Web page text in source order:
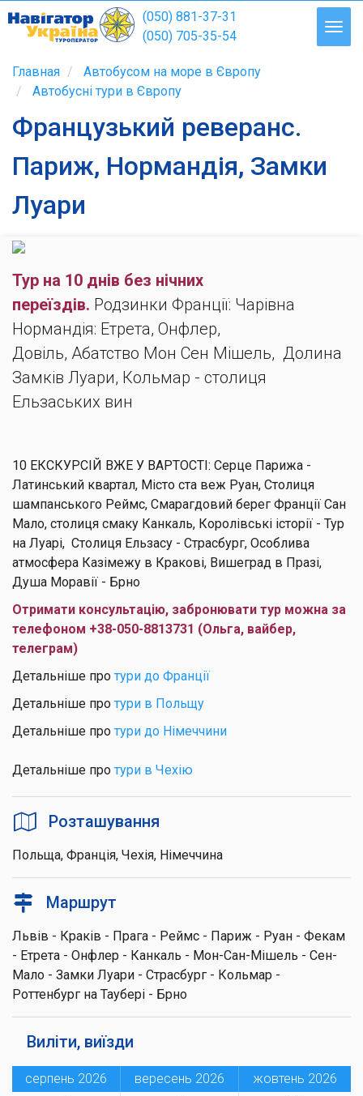
(050) 881-37-31
(050) 705-35-54
Главная
Автобусом на море в Європу
Автобусні тури в Європу
Французький реверанс.
Париж, Нормандія, Замки
Луари
Тур на 10 днів без нічних
переїздів. Родзинки Франції: Чарівна
Нормандія: Етрета, Онфлер,
Довіль, Абатство Мон Сен Мішель, Долина
Замків Луари, Кольмар - столиця
Ельзаських вин
10 ЕКСКУРСІЙ ВЖЕ У ВАРТОСТІ: Серце Парижа -
Латинський квартал, Місто ста веж Руан, Столиця
шампанського Реймс, Смарагдовий берег Франції Сан
Мало, столиця смаку Канкаль, Королівські історії - Тур
на Луарі, Столиця Ельзасу - Страсбург, Особлива
атмосфера Казімежу в Кракові, Вишеград в Празі,
Душа Моравії - Брно
Отримати консультацію, забронювати тур можна за
телефоном +38-050-8813731 (Ольга, вайбер,
телеграм)
Детальніше про тури до Франції
Детальніше про тури в Польщу
Детальніше про тури до Німеччини
Детальніше про тури в Чехію
Розташування
Польща, Франція, Чехія, Німеччина
Маршрут
Львів - Краків - Прага - Реймс - Париж - Руан - Фекам
- Етрета - Онфлер - Канкаль - Мон-Сан-Мішель - Сен-
Мало - Замки Луари - Страсбург - Кольмар -
Роттенбург на Таубері - Брно
Виліти, виїзди
серпень 2026 вересень 2026
жовтень 2026